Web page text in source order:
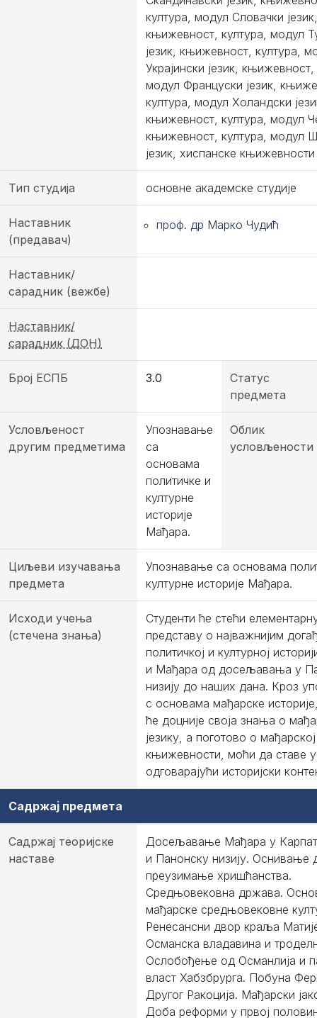
култура, модул Словачки језик,
књижевност, култура, модул
језик, књижевност, култура,
Украјински језик, књижевност,
модул Француски језик,
култура, модул Холандски
књижевност, култура, модул
књижевност, култура, модул
језик, хиспанске књижевности
Тип студија основне академске студије
Наставник
(предавач)
проф. др Марко Чудић
Наставник/
сарадник (вежбе)
Наставник/
сарадник (ДОН)
Број ЕСПБ 3.0
Статус
предмета
Условљеност
другим предметима
Упознавање
са
основама
политичке и
културне
историје
Мађара.
Облик
условљености
Циљеви изучавања
предмета
Упознавање са основама
културне историје Мађара.
Исходи учења
(стечена знања)
Студенти ће стећи
представу о најважнијим
политичкој и културној
и Мађара од досељавања у
низију до наших дана. Кроз
с основама мађарске
ће доцније своја знања о
језику, а поготово о мађарској
књижевности, моћи да ставе у
одговарајући историјски
Садржај предмета
Садржај теоријске
наставе
Досељавање Мађара у
и Панонску низију. Оснивање
преузимање хришћанства.
Средњовековна држава.
мађарске средњовековне
Ренесансни двор краља
Османска владавина и
Ослобођење од Османлија и
власт Хабзбрурга. Побуна
Другог Ракоција. Мађарски
Доба реформи у првој